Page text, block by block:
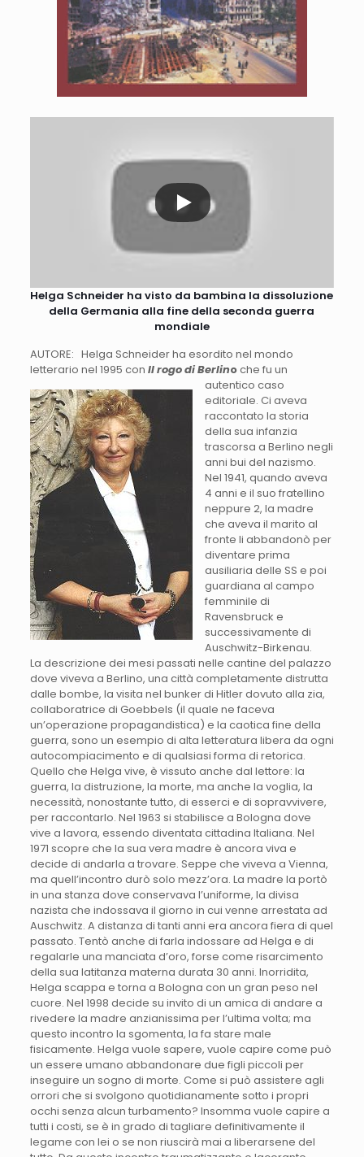
Helga Schneider ha visto da bambina la dissoluzione
della Germania alla fine della seconda guerra
mondiale
AUTORE: Helga Schneider ha esordito nel mondo
letterario nel 1995 con Il rogo di Berlinoche fu un
autentico caso
editoriale. Ci aveva
raccontato la storia
della sua infanzia
trascorsa a Berlino negli
anni bui del nazismo.
Nel 1941, quando aveva
4 anni e il suo fratellino
neppure 2, la madre
che aveva il marito al
fronte li abbandonò per
diventare prima
ausiliaria delle SS e poi
guardiana al campo
femminile di
Ravensbruck e
successivamente di
Auschwitz-Birkenau.
La descrizione dei mesi passati nelle cantine del palazzo
dove viveva a Berlino, una città completamente distrutta
dalle bombe, la visita nel bunker di Hitler dovuto alla zia,
collaboratrice di Goebbels (il quale ne faceva
un’operazione propagandistica) e la caotica fine della
guerra, sono un esempio di alta letteratura libera da ogni
autocompiacimento e di qualsiasi forma di retorica.
Quello che Helga vive, è vissuto anche dal lettore: la
guerra, la distruzione, la morte, ma anche la voglia, la
necessità, nonostante tutto, di esserci e di sopravvivere,
per raccontarlo. Nel 1963 si stabilisce a Bologna dove
vive a lavora, essendo diventata cittadina Italiana. Nel
1971 scopre che la sua vera madre è ancora viva e
decide di andarla a trovare. Seppe che viveva a Vienna,
ma quell’incontro durò solo mezz’ora. La madre la portò
in una stanza dove conservava l’uniforme, la divisa
nazista che indossava il giorno in cui venne arrestata ad
Auschwitz. A distanza di tanti anni era ancora fiera di quel
passato. Tentò anche di farla indossare ad Helga e di
regalarle una manciata d’oro, forse come risarcimento
della sua latitanza materna durata 30 anni. Inorridita,
Helga scappa e torna a Bologna con un gran peso nel
cuore. Nel 1998 decide su invito di un amica di andare a
rivedere la madre anzianissima per l’ultima volta; ma
questo incontro la sgomenta, la fa stare male
fisicamente. Helga vuole sapere, vuole capire come può
un essere umano abbandonare due figli piccoli per
inseguire un sogno di morte. Come si può assistere agli
orrori che si svolgono quotidianamente sotto i propri
occhi senza alcun turbamento? Insomma vuole capire a
tutti i costi, se è in grado di tagliare definitivamente il
legame con lei o se non riuscirà mai a liberarsene del